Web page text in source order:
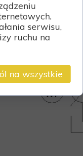
serwisu,
ruchu na
na wszystkie